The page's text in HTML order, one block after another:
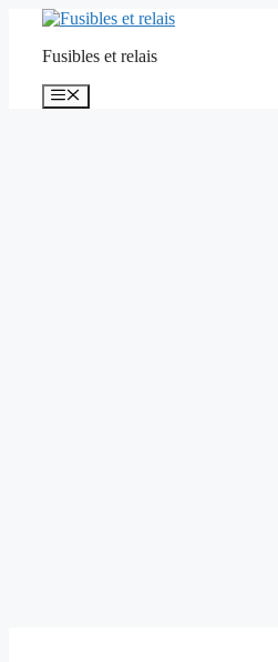
contenuFusibles et relais
Menu